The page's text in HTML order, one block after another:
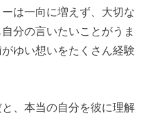
は一向に増えず、大切な
分の言いたいことがうま
ゆい想いをたくさん経験
、本当の自分を彼に理解